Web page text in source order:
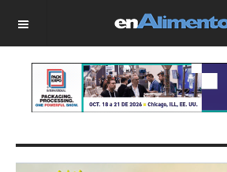
OFF CANVAS